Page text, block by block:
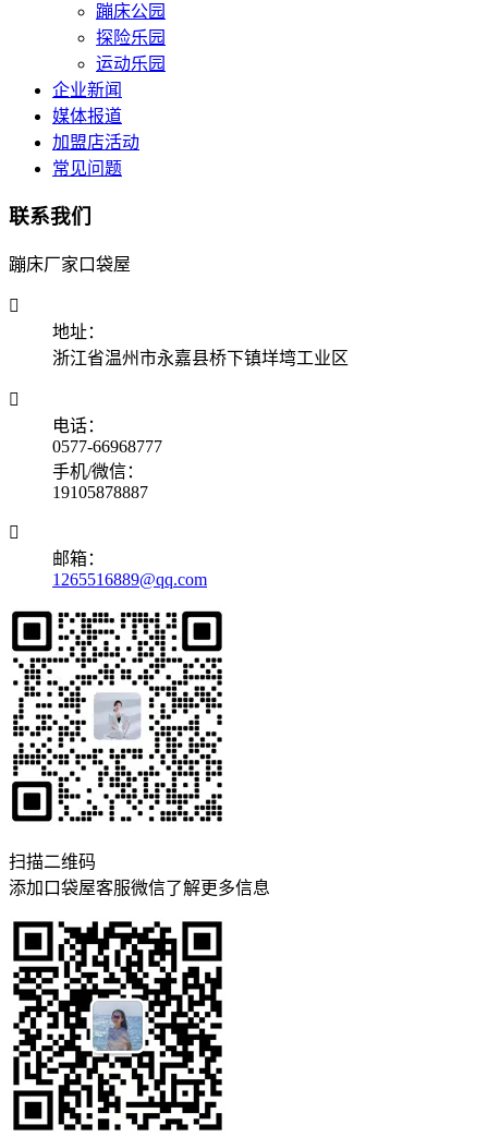
蹦床公园
探险乐园
运动乐园
企业新闻
媒体报道
加盟店活动
常见问题
联系我们
蹦床厂家口袋屋

地址：
浙江省温州市永嘉县桥下镇垟塆工业区

电话：
0577-66968777
手机/微信：
19105878887

邮箱：
1265516889@qq.com
扫描二维码
添加口袋屋客服微信了解更多信息